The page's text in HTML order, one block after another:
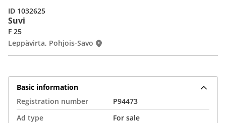
Suvi
F 25
Leppävirta, Pohjois-Savo
ID 1032625
Basic information
Registration number
P94473
Ad type
For sale